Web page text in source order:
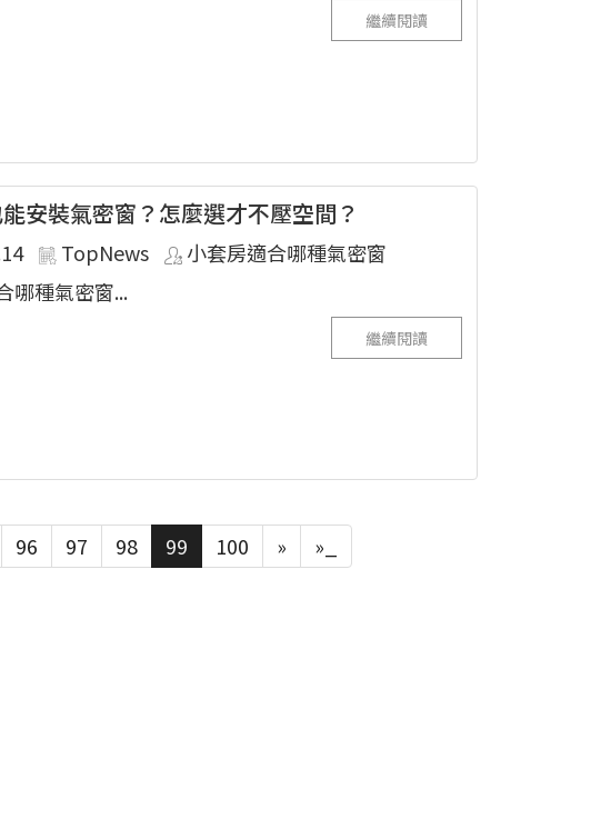
繼續閱讀
安裝氣密窗？怎麼選才不壓空間？
TopNews
小套房適合哪種氣密窗
哪種氣密窗...
繼續閱讀
96 97 98 99 100 » »_